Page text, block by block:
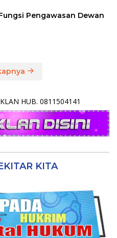
Pengawasan Dewan
HUB. 0811504141
KITA